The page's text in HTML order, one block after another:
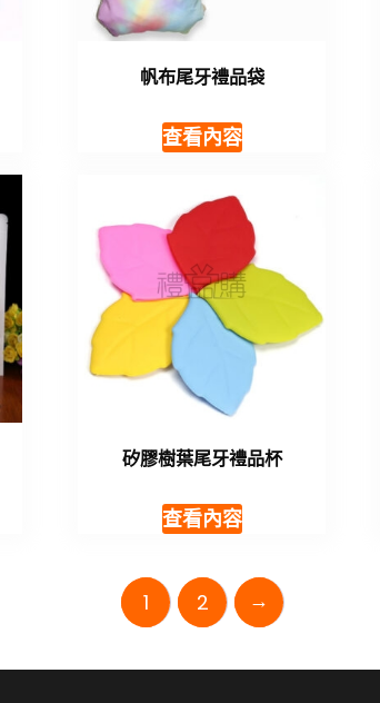
帆布尾牙禮品袋
查看內容
矽膠樹葉尾牙禮品杯
查看內容
1 2 →